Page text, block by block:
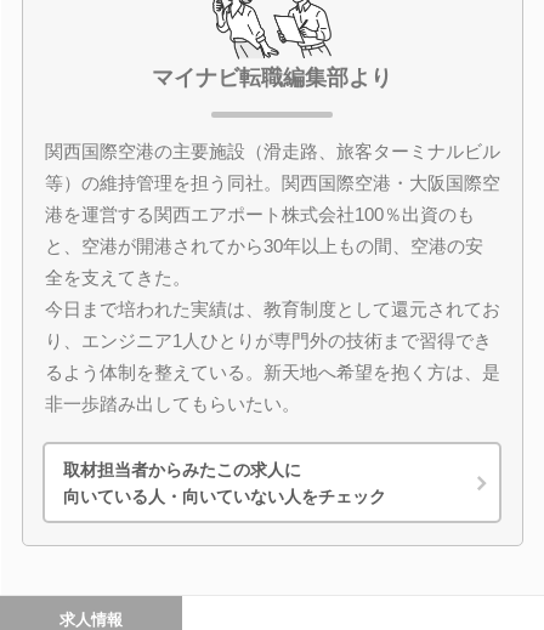
マイナビ転職編集部より
関西国際空港の主要施設（滑走路、旅客ターミナルビル
等）の維持管理を担う同社。関西国際空港・大阪国際空
港を運営する関西エアポート株式会社100％出資のも
と、空港が開港されてから30年以上もの間、空港の安
全を支えてきた。
今日まで培われた実績は、教育制度として還元されてお
り、エンジニア1人ひとりが専門外の技術まで習得でき
るよう体制を整えている。新天地へ希望を抱く方は、是
非一歩踏み出してもらいたい。
取材担当者からみたこの求人に
向いている人・向いていない人をチェック
求人情報